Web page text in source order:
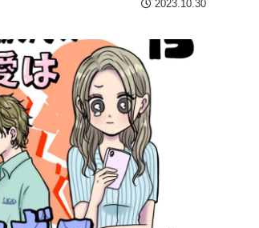
2023.10.30